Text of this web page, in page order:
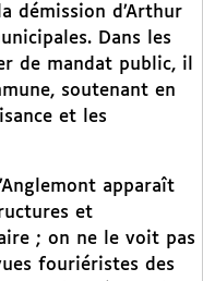
démission d’Arthur
Dans les
de mandat public, il
soutenant en
et les
apparaît
et
; on ne le voit pas
fouriéristes des